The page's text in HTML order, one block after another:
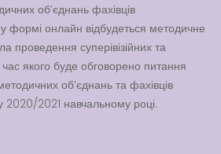
Вакансії
об’єднань фахівців
формі онлайн відбудеться методичне
проведення суперівізійних та
час якого буде обговорено питання
об’єднань та фахівців
2020/2021 навчальному році.